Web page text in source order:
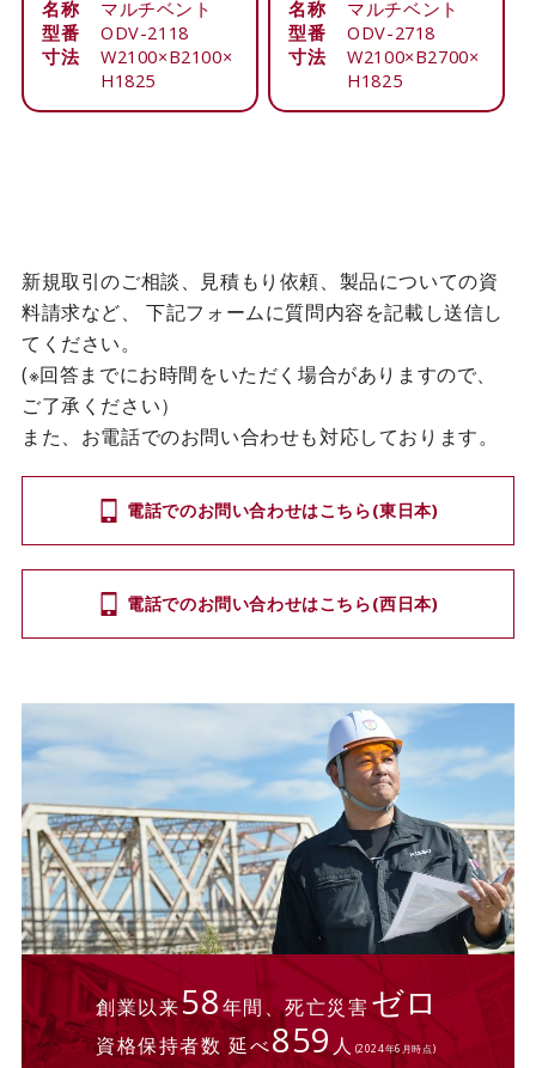
名称
マルチベント
型番
ODV-2118
寸法
W2100×B2100×
H1825
名称
マルチベント
型番
ODV-2718
寸法
W2100×B2700×
H1825
新規取引のご相談、見積もり依頼、製品についての資
料請求など、
下記フォームに質問内容を記載し送信し
てください。
(※回答までにお時間をいただく場合がありますので、
ご了承ください）
また、お電話でのお問い合わせも対応しております。
電話でのお問い合わせはこちら(東日本)
電話でのお問い合わせはこちら(西日本)
創業以来58年間、死亡災害ゼロ
資格保持者数 延べ859人 (2024年6月時点)